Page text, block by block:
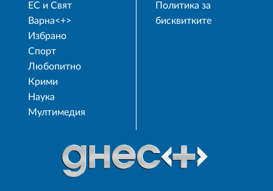
ЕС и Свят
Варна<+>
Избрано
Спорт
Любопитно
Крими
Наука
Мултимедия
Политика за
бисквитките